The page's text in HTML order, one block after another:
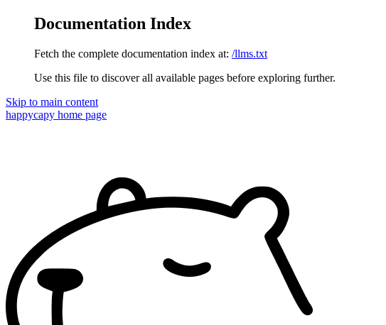
Documentation Index
Fetch the complete documentation index at: /llms.txt
Use this file to discover all available pages before exploring further.
Skip to main content
happycapy home page